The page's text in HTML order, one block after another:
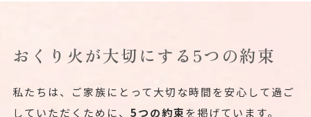
おくり火が大切にする5つの約束
私たちは、ご家族にとって大切な時間を安心して過ご
していただくために、 5つの約束を掲げています。